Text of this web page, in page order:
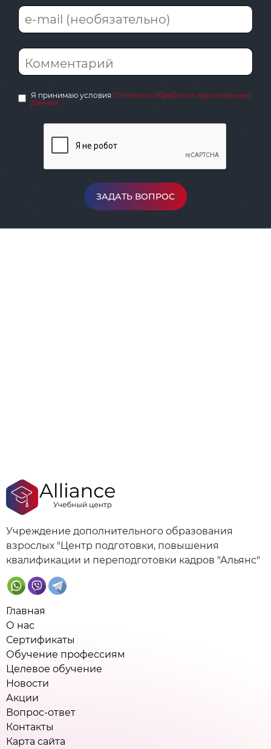
Я принимаю условия Политики обработки персональных
данных
ЗАДАТЬ ВОПРОС
Учреждение дополнительного образования
взрослых "Центр подготовки, повышения
квалификации и переподготовки кадров "Альянс"
Главная
О нас
Сертификаты
Обучение профессиям
Целевое обучение
Новости
Акции
Вопрос-ответ
Контакты
Карта сайта